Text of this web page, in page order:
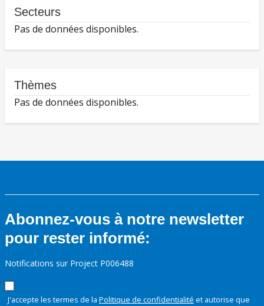
Secteurs
Pas de données disponibles.
Thèmes
Pas de données disponibles.
Abonnez-vous à notre newsletter
pour rester informé:
Notifications sur Project P006488
J'accepte les termes de la Politique de confidentialité et autorise que